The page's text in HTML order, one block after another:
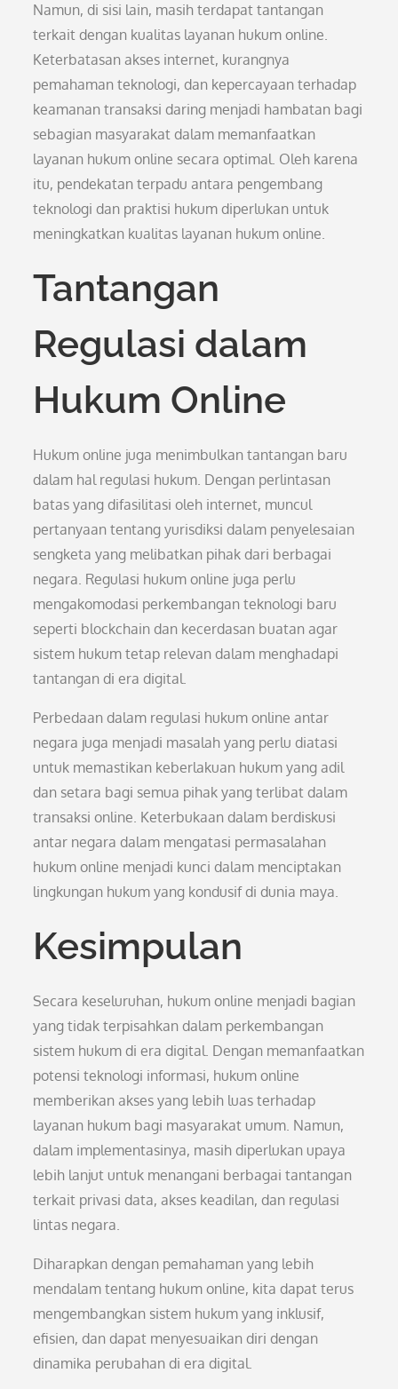
Namun, di sisi lain, masih terdapat tantangan
terkait dengan kualitas layanan hukum online.
Keterbatasan akses internet, kurangnya
pemahaman teknologi, dan kepercayaan terhadap
keamanan transaksi daring menjadi hambatan bagi
sebagian masyarakat dalam memanfaatkan
layanan hukum online secara optimal. Oleh karena
itu, pendekatan terpadu antara pengembang
teknologi dan praktisi hukum diperlukan untuk
meningkatkan kualitas layanan hukum online.
Tantangan
Regulasi dalam
Hukum Online
Hukum online juga menimbulkan tantangan baru
dalam hal regulasi hukum. Dengan perlintasan
batas yang difasilitasi oleh internet, muncul
pertanyaan tentang yurisdiksi dalam penyelesaian
sengketa yang melibatkan pihak dari berbagai
negara. Regulasi hukum online juga perlu
mengakomodasi perkembangan teknologi baru
seperti blockchain dan kecerdasan buatan agar
sistem hukum tetap relevan dalam menghadapi
tantangan di era digital.
Perbedaan dalam regulasi hukum online antar
negara juga menjadi masalah yang perlu diatasi
untuk memastikan keberlakuan hukum yang adil
dan setara bagi semua pihak yang terlibat dalam
transaksi online. Keterbukaan dalam berdiskusi
antar negara dalam mengatasi permasalahan
hukum online menjadi kunci dalam menciptakan
lingkungan hukum yang kondusif di dunia maya.
Kesimpulan
Secara keseluruhan, hukum online menjadi bagian
yang tidak terpisahkan dalam perkembangan
sistem hukum di era digital. Dengan memanfaatkan
potensi teknologi informasi, hukum online
memberikan akses yang lebih luas terhadap
layanan hukum bagi masyarakat umum. Namun,
dalam implementasinya, masih diperlukan upaya
lebih lanjut untuk menangani berbagai tantangan
terkait privasi data, akses keadilan, dan regulasi
lintas negara.
Diharapkan dengan pemahaman yang lebih
mendalam tentang hukum online, kita dapat terus
mengembangkan sistem hukum yang inklusif,
efisien, dan dapat menyesuaikan diri dengan
dinamika perubahan di era digital.